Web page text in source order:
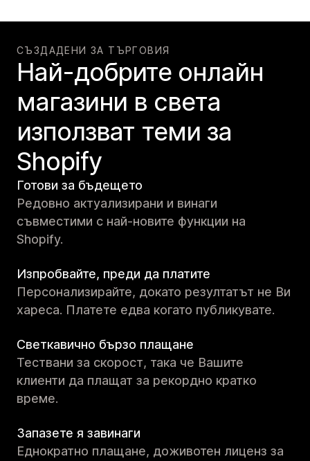
СЪЗДАДЕНИ ЗА ТЪРГОВИЯ
Най-добрите онлайн
магазини в света
използват теми за
Shopify
Готови за бъдещето
Редовно актуализирани и винаги
съвместими с най-новите функции на
Shopify.
Изпробвайте, преди да платите
Персонализирайте, докато резултатът не Ви
хареса. Платете едва когато публикувате.
Светкавично бързо плащане
Тествани за скорост, така че Вашите
клиенти да плащат за рекордно кратко
време.
Запазете я завинаги
Еднократно плащане, доживотен лиценз за